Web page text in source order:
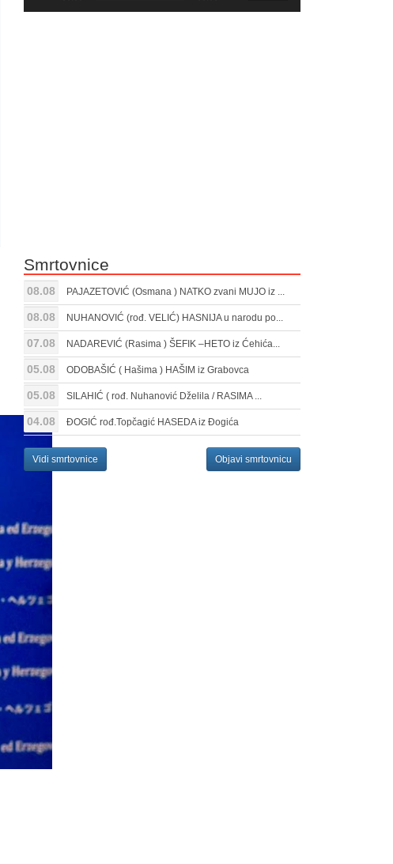
Gore/Dole
Smrtovnice
08.08 PAJAZETOVIĆ (Osmana ) NATKO zvani MUJO iz ...
08.08 NUHANOVIĆ (rođ. VELIĆ) HASNIJA u narodu po...
07.08 NADAREVIĆ (Rasima ) ŠEFIK –HETO iz Ćehića...
05.08 ODOBAŠIĆ ( Hašima ) HAŠIM iz Grabovca
05.08 SILAHIĆ ( rođ. Nuhanović Dželila / RASIMA ...
04.08 ĐOGIĆ rođ.Topčagić HASEDA iz Đogića
Vidi smrtovnice Objavi smrtovnicu